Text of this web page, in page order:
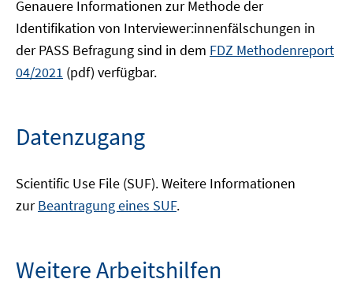
Genauere Informationen zur Methode der
Identifikation von Interviewer:innenfälschungen in
der PASS Befragung sind in dem FDZ Methodenreport
04/2021 (pdf) verfügbar.
Datenzugang
Scientific Use File (SUF). Weitere Informationen
zurBeantragung eines SUF.
Weitere Arbeitshilfen